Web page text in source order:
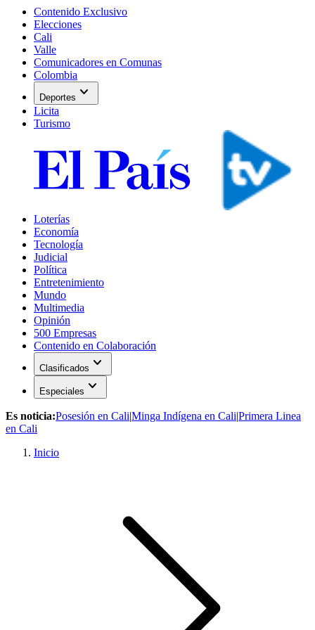
Contenido Exclusivo
Elecciones
Cali
Valle
Comunicadores en Comunas
Colombia
Deportes expand_more
Licita
Turismo
Loterías
Economía
Tecnología
Judicial
Política
Entretenimiento
Mundo
Multimedia
Opinión
500 Empresas
Contenido en Colaboración
Clasificados expand_more
Especiales expand_more
Es noticia:Posesión en Cali|Minga Indígena en Cali|Primera Linea
en Cali
Inicio